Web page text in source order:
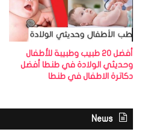
أفضل 20 طبيب وطبيبة للأطفال
وحديثي الولادة في طنطا أفضل
دكاترة الاطفال في طنطا
News